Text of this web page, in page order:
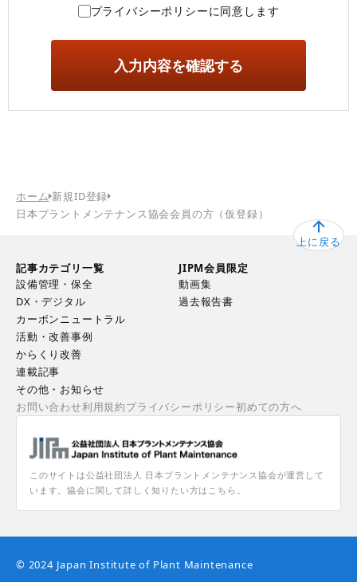
プライバシーポリシーに同意します
入力内容を確認する
ホーム 新規ID登録
日本プラントメンテナンス協会会員の方（仮登録）
上に戻る
このサイトは公益社団法人 日本プラントメンテナンス協会が運営して
います。協会に関して詳しく知りたい方はこちら。
記事カテゴリ一覧
設備管理・保全
DX・デジタル
カーボンニュートラル
活動・改善事例
からくり改善
連載記事
その他・お知らせ
JIPM会員限定
動画集
過去報告書
お問い合わせ利用規約プライバシーポリシー初めての方へ
© 2024 Japan Institute of Plant Maintenance